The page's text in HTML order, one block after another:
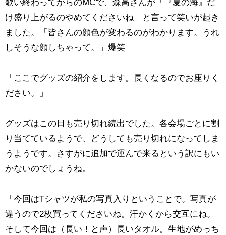
歌い終わってからのMCで、森高さんが「『夏の海』だ
け盛り上がるのやめてくださいね」と言って笑いが起き
ました。「皆さんの顔色が変わるのがわかります。うれ
しそうな顔しちゃって。」爆笑
「ここでグッズの紹介をします。長くなるのでお座りく
ださい。」
グッズはこの日も売り切れ続出でした。各会場ごとに割
り当てているようで、どうしても売り切れになってしま
うようです。さすがに追加で運んで来るという訳にもい
かないのでしょうね。
「今回はTシャツが私の写真入りということで。写真が
違うので2枚買ってくださいね。汗かくから交互にね。
そして今回は（長い！と声）長いタオル。生地がめっち